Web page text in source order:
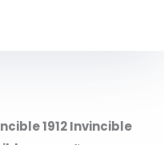
1912 Invincible